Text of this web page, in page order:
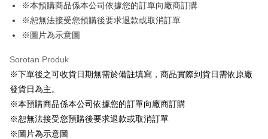
Pemindahan ATM
Pilihan Penghantaran
全家取貨付款
NT$65/pesanan | Penghantaran percuma untuk pesanan
NT$1,300 atau lebih
付款後全家取貨
※本預購商品係本公司依據您的訂單向廠商訂購
※恕無法接受您預購後要求退款或取消訂單
※圖片為示意圖
Sorotan Produk
※下單後之可收貨日期無需於備註填寫，商品實際到貨日需依原廠
發貨日為主。
※本預購商品係本公司依據您的訂單向廠商訂購
※恕無法接受您預購後要求退款或取消訂單
※圖片為示意圖